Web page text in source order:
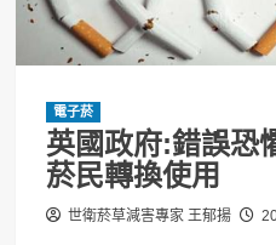
電子菸
英國政府:錯誤恐
菸民轉換使用
世衛菸草減害專家 王郁揚